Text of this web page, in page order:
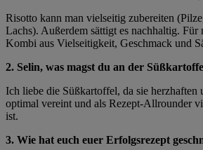
Risotto kann man vielseitig zubereiten
Lachs). Außerdem sättigt es nachhaltig. Für
Kombi aus Vielseitigkeit, Geschmack und
2. Selin, was magst du an der
Ich liebe die Süßkartoffel, da sie herzhaften
optimal vereint und als Rezept-Allrounder
ist.
3. Wie hat euch euer Erfolgsrezept